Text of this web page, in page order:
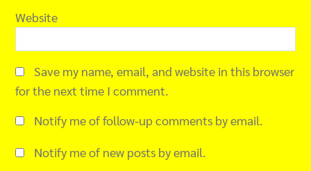
Website
Save my name, email, and website in this browser
for the next time I comment.
Notify me of follow-up comments by email.
Notify me of new posts by email.